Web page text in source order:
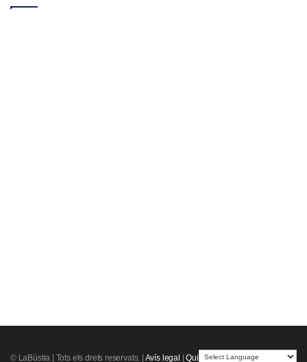
© LaBústia | Tots els drets reservats. Avís legal |Qui